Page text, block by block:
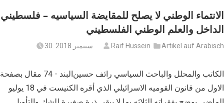
الانتماء الوطني لا يصلح للمقايضة السياسيه – فلسطيني
الداخل والعلم الوطني الفلسطيني
30. سبتمبر 2018 Raif Hussein Artikel auf Arabisch
مقال بصفحة ‪74 الكاتب والمحلل والباحث السياسي رائف حسين‪- البند
الاول من قانون القوميه الاسرائيلي الذي أقره الكنيست في 18 يوليو